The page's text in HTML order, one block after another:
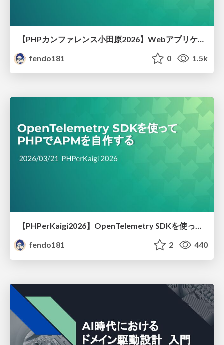
【PHPカンファレンス小田原2026】Webアプリケーションエンジニアにも知ってほしい オブザーバビリティ の本質
fendo181
0 1.5k
fendo181
2 440